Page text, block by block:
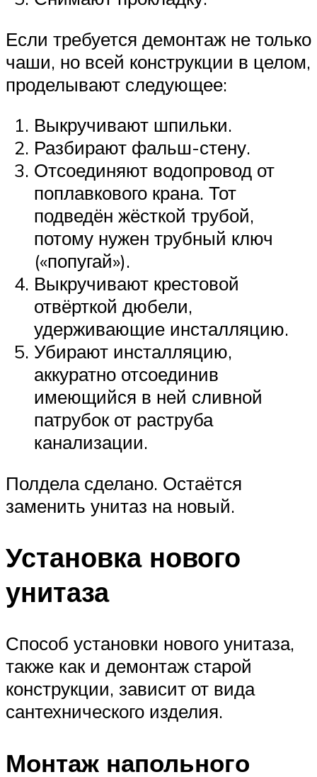
Если требуется демонтаж не только
чаши, но всей конструкции в целом,
проделывают следующее:
Выкручивают шпильки.
Разбирают фальш-стену.
Отсоединяют водопровод от
поплавкового крана. Тот
подведён жёсткой трубой,
потому нужен трубный ключ
(«попугай»).
Выкручивают крестовой
отвёрткой дюбели,
удерживающие инсталляцию.
Убирают инсталляцию,
аккуратно отсоединив
имеющийся в ней сливной
патрубок от раструба
канализации.
Полдела сделано. Остаётся
заменить унитаз на новый.
Установка нового
унитаза
Способ установки нового унитаза,
также как и демонтаж старой
конструкции, зависит от вида
сантехнического изделия.
Монтаж напольного